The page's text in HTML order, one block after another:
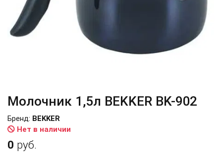
Молочник 1,5л BEKKER BK-902
Нет в наличии
Бренд: BEKKER
0 руб.